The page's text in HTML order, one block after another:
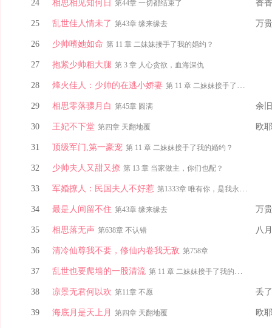
24 相思相见知何日 第44章 一切都结束了 香
25 乱世佳人情未了 第43章 缘来缘去 万
26 少帅嗜她如命 第 11 章 二妹妹接手了我的婚约？
27 抱紧少帅粗大腿 第 3 章 人心贪欲，血海深仇
28 烽火佳人：少帅的在逃小娇妻 第 11 章 二妹妹接手了我的婚约？
29 相思零落骤月白 第45章 圆满 余
30 王妃不下堂 第四章 天翻地覆 欧耶
31 顶级军门,第一豪宠 第 11 章 二妹妹接手了我的婚约？
32 少帅夫人又甜又撩 第 13 章 当家做主，你们也配？
33 军婚撩人：民国夫人不好惹 第1333章 唯有你，是我永恒的信仰
34 最是人间留不住 第43章 缘来缘去 万
35 相思落无声 第638章 不认错 八
36 清冷仙尊我不要，修仙内卷我无敌 第758章
37 乱世也要爬墙的一股清流 第 11 章 二妹妹接手了我的婚约？
38 凉景无君何以欢 第11章 不愿 丢
39 海底月是天上月 第四章 天翻地覆 欧耶